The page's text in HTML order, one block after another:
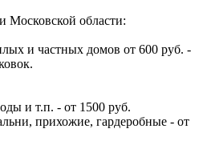
Московской области:
и частных домов от 600 руб. -
и т.п. - от 1500 руб.
прихожие, гардеробные - от